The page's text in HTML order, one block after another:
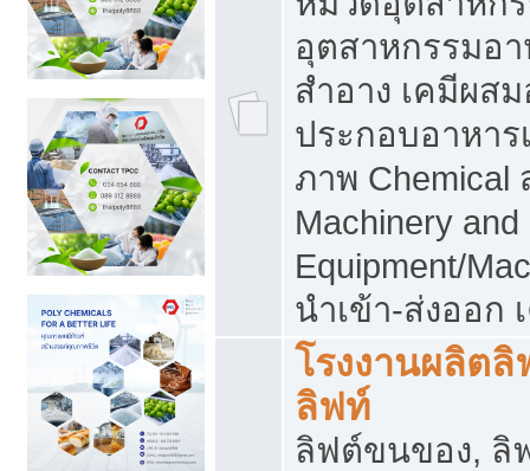
อุตสาหกรรมอา
สำอาง เคมีผส
ประกอบอาหาร
ภาพ Chemical
Machinery
Equipment/
นำเข้า-ส่งออก
โรงงานผลิต
ลิฟท์
ลิฟต์ขนของ, ลิ